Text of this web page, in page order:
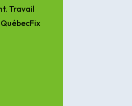
Travail